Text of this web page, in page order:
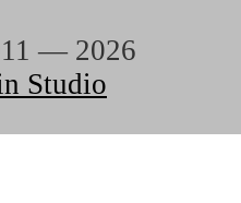
— 2026
Studio